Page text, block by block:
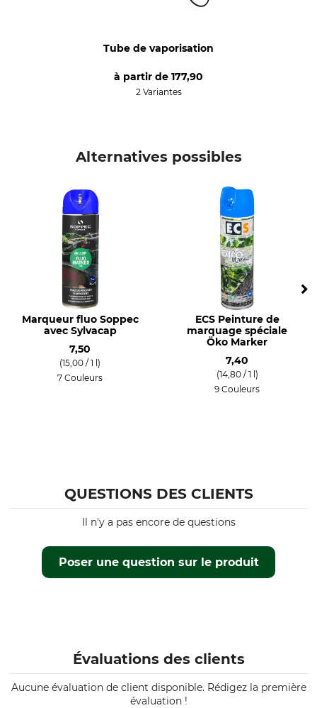
Tube de vaporisation
à partir de 177,90
2 Variantes
Alternatives possibles
Marqueur fluo Soppec
avec Sylvacap
7,50
(15,00 / 1 l)
7 Couleurs
ECS Peinture de
marquage spéciale
Öko Marker
7,40
(14,80 / 1 l)
9 Couleurs
QUESTIONS DES CLIENTS
Poser une question sur le produit
Il n'y a pas encore de questions
Évaluations des clients
Aucune évaluation de client disponible. Rédigez la première
évaluation !